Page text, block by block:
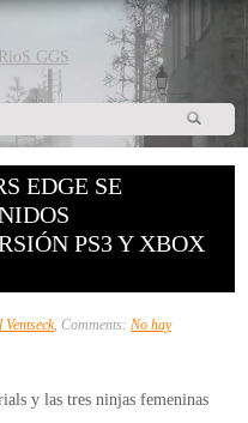
EDGE SE
PS3 Y XBOX
Ventseck, Comments:No hay
y las tres ninjas femeninas